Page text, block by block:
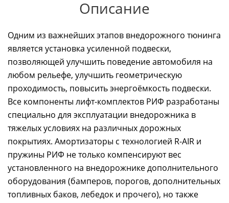
Описание
Одним из важнейших этапов внедорожного тюнинга
является установка усиленной подвески,
позволяющей улучшить поведение автомобиля на
любом рельефе, улучшить геометрическую
проходимость, повысить энергоёмкость подвески.
Все компоненты лифт-комплектов РИФ разработаны
специально для эксплуатации внедорожника в
тяжелых условиях на различных дорожных
покрытиях. Амортизаторы с технологией R-AIR и
пружины РИФ не только компенсируют вес
установленного на внедорожнике дополнительного
оборудования (бамперов, порогов, дополнительных
топливных баков, лебедок и прочего), но также